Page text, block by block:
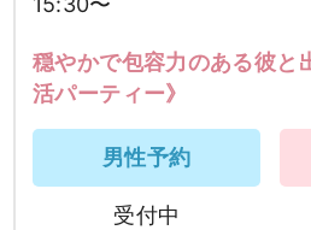
穏やかで包容力のある彼
活パーティー》
男性予約
受付中